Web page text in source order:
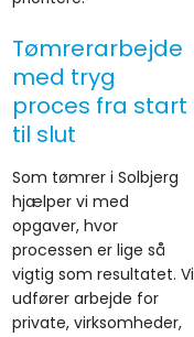
Tømrerarbejde
med tryg
proces fra start
til slut
Som tømrer i Solbjerg
hjælper vi med
opgaver, hvor
processen er lige så
vigtig som resultatet. Vi
udfører arbejde for
private, virksomheder,